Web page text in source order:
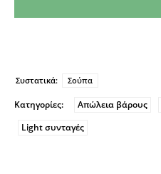
Συστατικά: Σούπα
Κατηγορίες: Απώλεια βάρους
Light συνταγές